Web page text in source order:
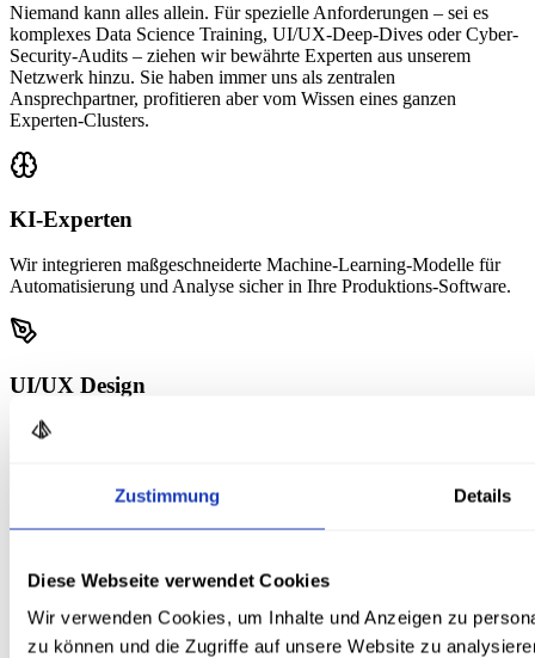
Zustimmung Details
Diese Webseite verwendet Cookies
Wir verwenden Cookies, um Inhalte und Anzeigen zu
zu können und die Zugriffe auf unsere Website zu
Niemand kann alles allein. Für spezielle Anforderungen – sei es
komplexes Data Science Training, UI/UX-Deep-Dives oder Cyber-
Security-Audits – ziehen wir bewährte Experten aus unserem
Netzwerk hinzu. Sie haben immer uns als zentralen
Ansprechpartner, profitieren aber vom Wissen eines ganzen
Experten-Clusters.
KI-Experten
Wir integrieren maßgeschneiderte Machine-Learning-Modelle für
Automatisierung und Analyse sicher in Ihre Produktions-Software.
UI/UX Design
Für ein herausragendes Design, das Ihre Nutzer lieben werden,
QA & Testing Experten
Durch die Zusammenarbeit mit erfahrenen QA-Spezialisten
garantieren wir, dass Ihre Anwendung auf allen Geräten einwandfrei